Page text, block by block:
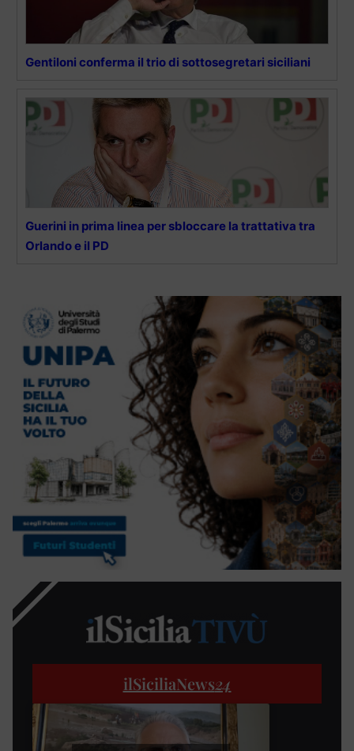
Gentiloni conferma il trio di sottosegretari siciliani
Guerini in prima linea per sbloccare la trattativa tra
Orlando e il PD
ilSiciliaNews24